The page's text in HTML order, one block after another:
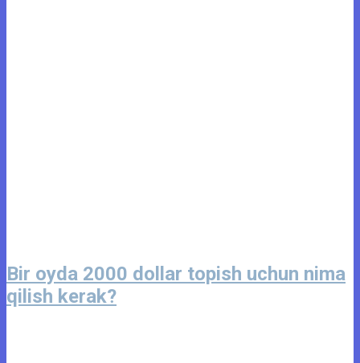
Bir oyda 2000 dollar topish uchun nima
qilish kerak?